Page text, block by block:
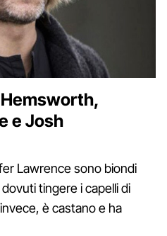
e Josh
Lawrence sono biondi
tingere i capelli di
è castano e ha